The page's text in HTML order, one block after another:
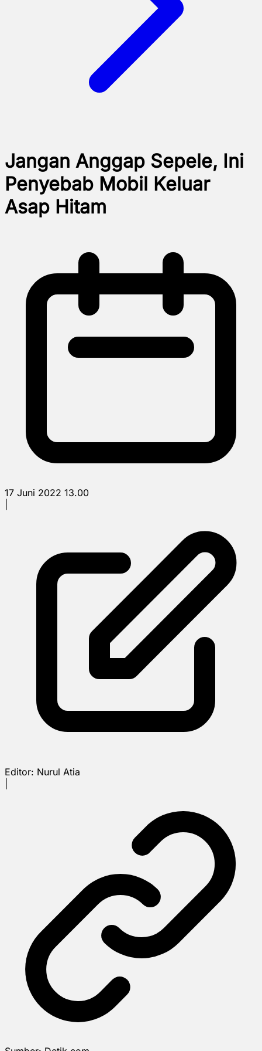
Jangan Anggap Sepele, Ini
Penyebab Mobil Keluar
Asap Hitam
17 Juni 2022 13.00
Editor: Nurul Atia